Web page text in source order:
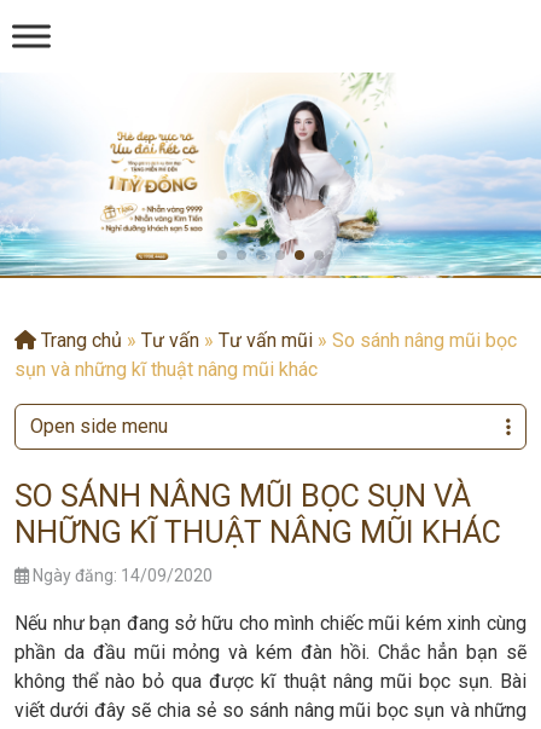
Trang chủ » Tư vấn » Tư vấn mũi » So sánh nâng mũi bọc
sụn và những kĩ thuật nâng mũi khác
SO SÁNH NÂNG MŨI BỌC SỤN VÀ
NHỮNG KĨ THUẬT NÂNG MŨI KHÁC
Ngày đăng: 14/09/2020
Nếu như bạn đang sở hữu cho mình chiếc mũi kém xinh cùng
phần da đầu mũi mỏng và kém đàn hồi. Chắc hẳn bạn sẽ
không thể nào bỏ qua được kĩ thuật nâng mũi bọc sụn. Bài
viết dưới đây sẽ chia sẻ so sánh nâng mũi bọc sụn và những
Open side menu